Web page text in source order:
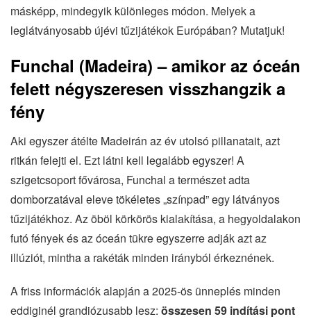
másképp, mindegyik különleges módon. Melyek a
leglátványosabb újévi tűzijátékok Európában? Mutatjuk!
Funchal (Madeira) – amikor az óceán
felett négyszeresen visszhangzik a
fény
Aki egyszer átélte Madeirán az év utolsó pillanatait, azt
ritkán felejti el. Ezt látni kell legalább egyszer! A
szigetcsoport fővárosa, Funchal a természet adta
domborzatával eleve tökéletes „színpad” egy látványos
tűzijátékhoz. Az öböl körkörös kialakítása, a hegyoldalakon
futó fények és az óceán tükre egyszerre adják azt az
illúziót, mintha a rakéták minden irányból érkeznének.
A friss információk alapján a 2025-ös ünneplés minden
eddiginél grandiózusabb lesz: összesen 59 indítási pont